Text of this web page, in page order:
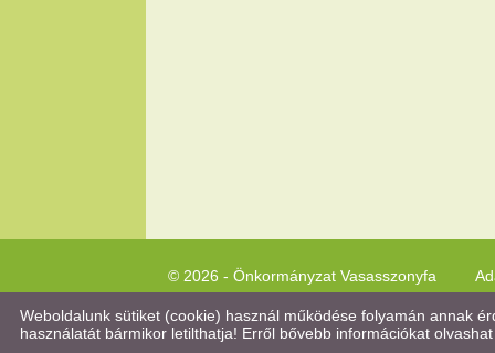
© 2026 - Önkormányzat Vasasszonyfa
Keresés az oldal tartalmában
Weboldalunk sütiket (cookie) használ működése folyamán annak
használatát bármikor letilthatja! Erről bővebb információkat olvashat